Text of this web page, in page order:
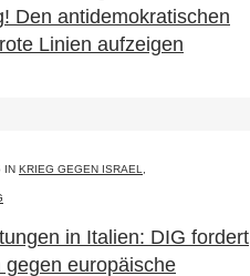
Den antidemokratischen
Linien aufzeigen
IN KRIEG GEGEN ISRAEL
in Italien: DIG fordert
gegen europäische